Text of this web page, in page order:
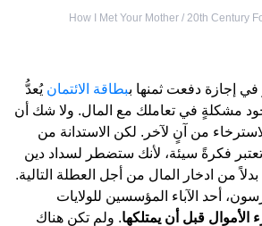
How I Met Your Mother / 20th Century
إجازة دفعت ثمنها ببطاقة الائتمان يُعدُّ
مشكلةٍ في تعاملك مع المال. ولا شك أن
من آنٍ لآخر. لكن الاستدانة من
تعتبر فكرةً سيئة، لأنك ستضطر لسداد دين
بدلاً من ادخار المال من أجل العطلة التالية.
أحد الآباء المؤسسين للولايات
الأموال قبل أن يمتلكها. ولم تكن هناك